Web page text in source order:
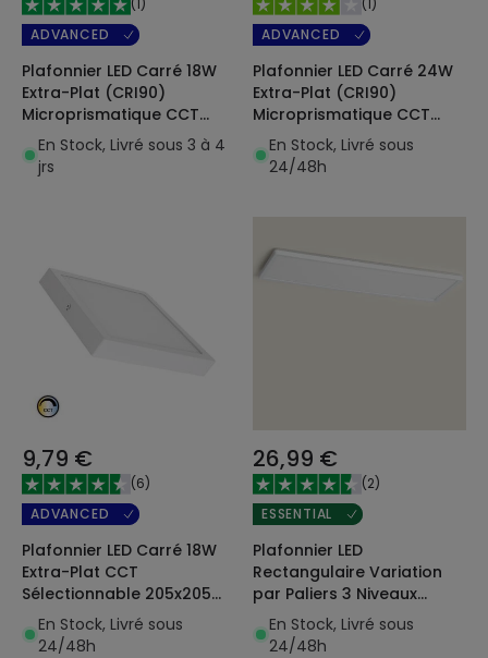
(1)
ADVANCED
Plafonnier LED Carré 18W
Extra-Plat (CRI90)
Microprismatique CCT
Sélectionnable (UGR17)
205x205 mm
En Stock, Livré sous 3 à 4
jrs
(1)
ADVANCED
Plafonnier LED Carré 24W
Extra-Plat (CRI90)
Microprismatique CCT
Sélectionnable (UGR17)
280x280 mm
En Stock, Livré sous
24/48h
9,79 €
(6)
ADVANCED
Plafonnier LED Carré 18W
Extra-Plat CCT
Sélectionnable 205x205
mmEn Stock, Livré sous
24/48h
26,99 €
(2)
ESSENTIAL
Plafonnier LED
Rectangulaire Variation
par Paliers 3 Niveaux
SwitchDimm 24W Double
Face 580x200mm
En Stock, Livré sous
24/48h